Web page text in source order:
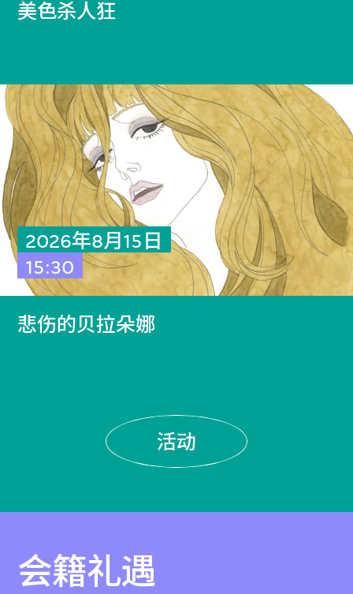
美色杀人狂
2026年8月15日
15:30
悲伤的贝拉朵娜
活动
会籍礼遇